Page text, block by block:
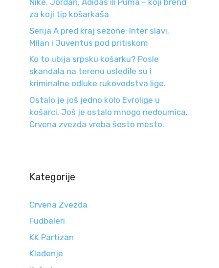
Nike, Jordan, Adidas ili Puma – koji brend
za koji tip košarkaša
Serija A pred kraj sezone: Inter slavi,
Milan i Juventus pod pritiskom
Ko to ubija srpsku košarku? Posle
skandala na terenu usledile su i
kriminalne odluke rukovodstva lige.
Ostalo je još jedno kolo Evrolige u
košarci. Još je ostalo mnogo nedoumica.
Crvena zvezda vreba šesto mesto.
Kategorije
Crvena Zvezda
Fudbaleri
KK Partizan
Klađenje